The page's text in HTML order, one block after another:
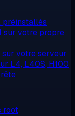
préinstallés
sur votre propre
votre serveur
L4, L40S, H100
root